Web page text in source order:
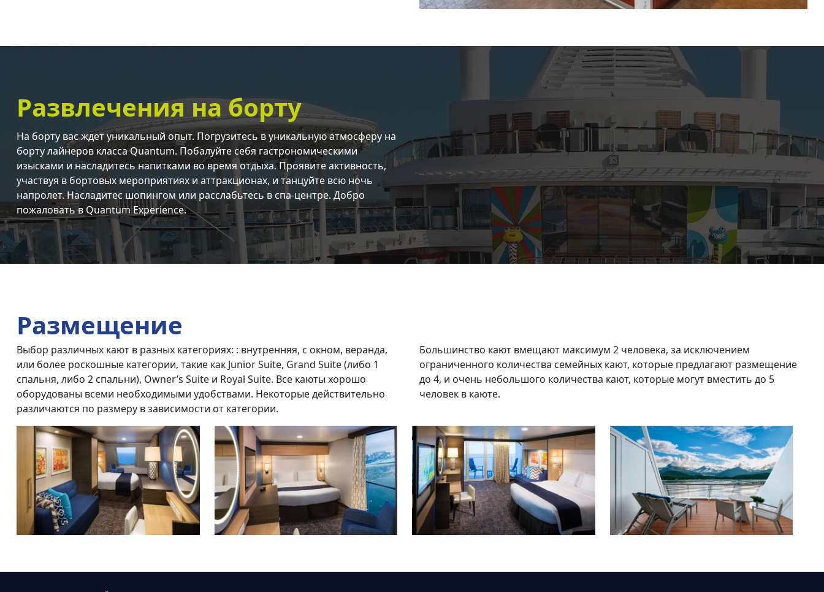
Развлечения на борту
На борту вас ждет уникальный опыт. Погрузитесь в уникальную атмосферу на
борту лайнеров класса Quantum. Побалуйте себя гастрономическими
изысками и насладитесь напитками во время отдыха. Проявите активность,
участвуя в бортовых мероприятиях и аттракционах, и танцуйте всю ночь
напролет. Насладитес шопингом или расслабьтесь в спа-центре. Добро
пожаловать в Quantum Experience.
Размещение
Выбор различных кают в разных категориях: : внутренняя, с окном, веранда,
или более роскошные категории, такие как Junior Suite, Grand Suite (либо 1
спальня, либо 2 спальни), Owner’s Suite и Royal Suite. Все каюты хорошо
оборудованы всеми необходимыми удобствами. Некоторые действительно
различаются по размеру в зависимости от категории.
Большинство кают вмещают максимум 2 человека, за исключением
ограниченного количества семейных кают, которые предлагают размещение
до 4, и очень небольшого количества кают, которые могут вместить до 5
человек в каюте.